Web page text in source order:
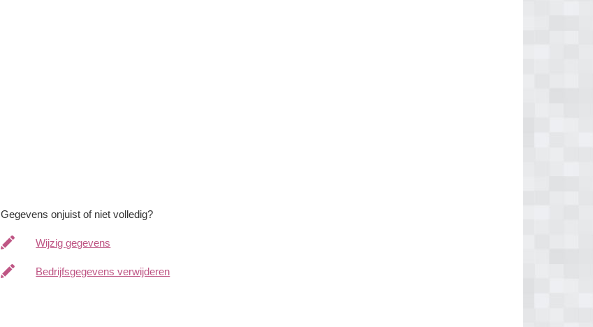
Gegevens onjuist of niet volledig?
Wijzig gegevens
Bedrijfsgegevens verwijderen